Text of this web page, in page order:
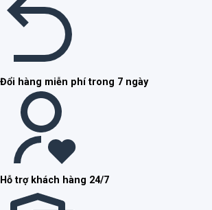
Đổi hàng miễn phí trong 7 ngày
Hỗ trợ khách hàng 24/7